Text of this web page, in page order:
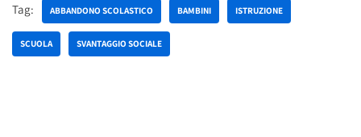
Tag: ABBANDONO SCOLASTICO BAMBINI ISTRUZIONE
SCUOLA SVANTAGGIO SOCIALE